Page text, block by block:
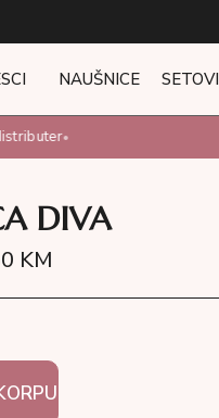
NAUŠNICE SETOVI
•
DIVA
KM